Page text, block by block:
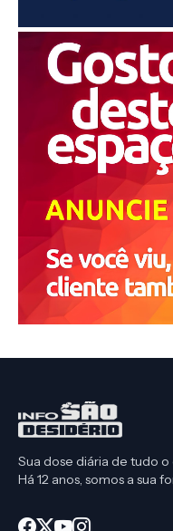
Sua dose diária de tudo
Há 12 anos, somos a sua